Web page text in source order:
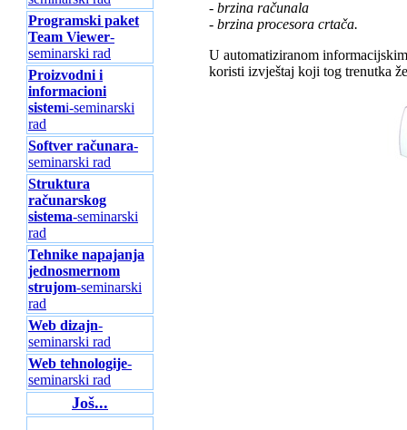
Programski paket
Team Viewer-
seminarski rad
Proizvodni i
informacioni
sistemi-seminarski
rad
Softver računara-
seminarski rad
Struktura
računarskog
sistema-seminarski
rad
Tehnike napajanja
jednosmernom
strujom-seminarski
rad
Web dizajn-
seminarski rad
Web tehnologije-
seminarski rad
Još...
- brzina računala
- brzina procesora crtača.
U automatiziranom
koristi izvještaj koji tog trenutka